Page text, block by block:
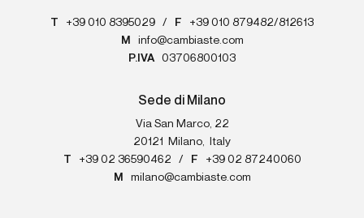
T +39 010 8395029 / F
+39 010 879482/812613
M
info@cambiaste.com
P.IVA
03706800103
Sede di Milano
Via San Marco, 22
20121
Milano,
Italy
T
+39 02 36590462 / F
+39 02 87240060
M
milano@cambiaste.com